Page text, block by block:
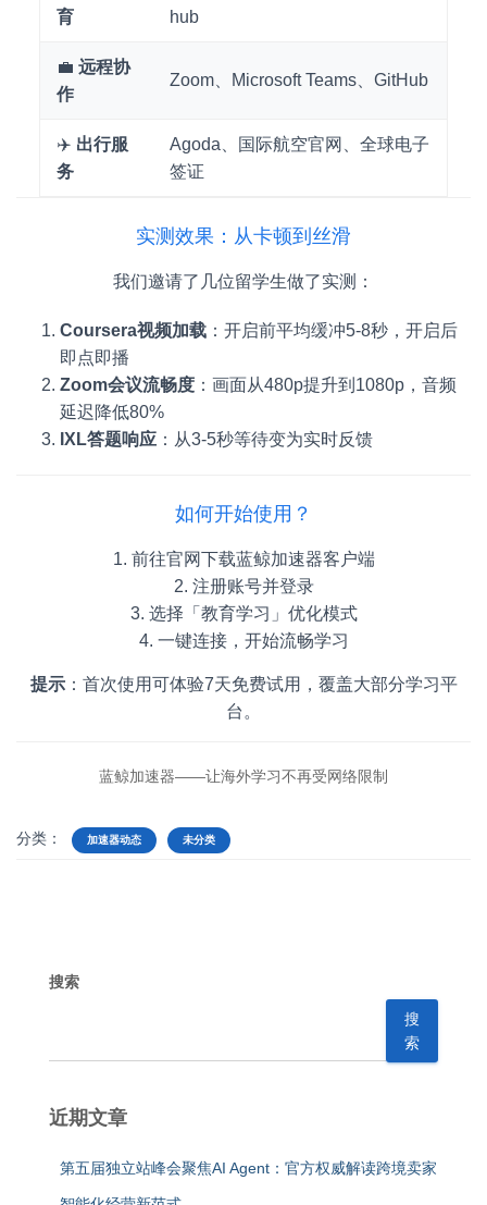
育
hub
💼 远程协
作
Zoom、Microsoft Teams、GitHub
✈️ 出行服
务
Agoda、国际航空官网、全球电子
签证
实测效果：从卡顿到丝滑
我们邀请了几位留学生做了实测：
Coursera视频加载 ：开启前平均缓冲5-8秒，开启后
即点即播
Zoom会议流畅度 ：画面从480p提升到1080p，音频
延迟降低80%
IXL答题响应 ：从3-5秒等待变为实时反馈
如何开始使用？
1. 前往官网下载蓝鲸加速器客户端
2. 注册账号并登录
3. 选择「教育学习」优化模式
4. 一键连接，开始流畅学习
提示：首次使用可体验7天免费试用，覆盖大部分学习平
台。
蓝鲸加速器——让海外学习不再受网络限制
分类： 加速器动态 未分类
搜索
搜
索
近期文章
第五届独立站峰会聚焦AI Agent：官方权威解读跨境卖家